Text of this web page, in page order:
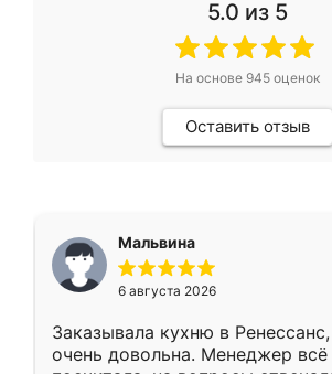
5.0 из 5
На основе 945оценок
Оставить отзыв
Мальвина
6 августа 2026
Заказывала кухню в
очень довольна. Менеджер